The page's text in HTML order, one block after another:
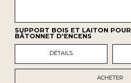
SUPPORT BOIS ET LAITON POUR
BÂTONNET D'ENCENS
DÉTAILS
ACHETER